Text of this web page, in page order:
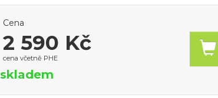
Cena
2 590 Kč
cena včetně PHE
skladem